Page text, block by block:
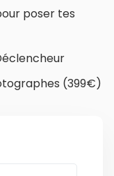
poser tes
(399€)